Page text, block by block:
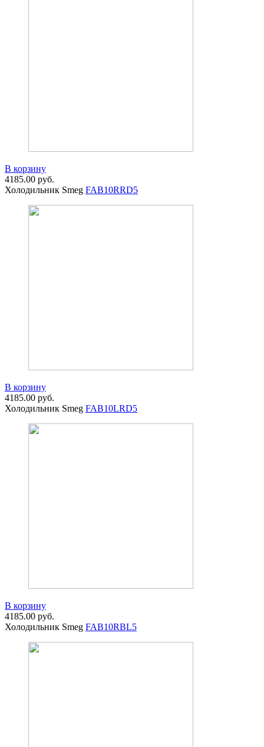
В корзину
4185.00 руб.
Холодильник Smeg FAB10RRD5
В корзину
4185.00 руб.
Холодильник Smeg FAB10LRD5
В корзину
4185.00 руб.
Холодильник Smeg FAB10RBL5